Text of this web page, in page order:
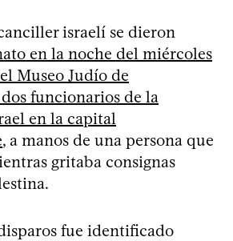
israelí se dieron
en la noche del miércoles
Museo Judío de
funcionarios de la
en la capital
, a manos de una persona que
gritaba consignas
fue identificado